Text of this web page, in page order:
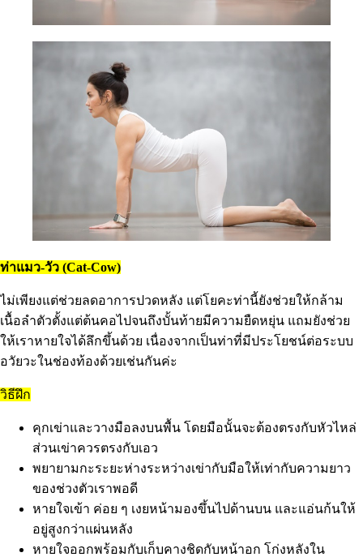
ท่าแมว-วัว (Cat-Cow)
ไม่เพียงแต่ช่วยลดอาการปวดหลัง แต่โยคะท่านี้ยังช่วยให้กล้าม
เนื้อลำตัวตั้งแต่ต้นคอไปจนถึงบั้นท้ายมีความยืดหยุ่น แถมยังช่วย
ให้เราหายใจได้ลึกขึ้นด้วย เนื่องจากเป็นท่าที่มีประโยชน์ต่อระบบ
อวัยวะในช่องท้องด้วยเช่นกันค่ะ
วิธีฝึก
คุกเข่าและวางมือลงบนพื้น โดยมือนั้นจะต้องตรงกับหัวไหล่
ส่วนเข่าควรตรงกับเอว
พยายามกะระยะห่างระหว่างเข่ากับมือให้เท่ากับความยาว
ของช่วงตัวเราพอดี
หายใจเข้า ค่อย ๆ เงยหน้ามองขึ้นไปด้านบน และแอ่นก้นให้
อยู่สูงกว่าแผ่นหลัง
หายใจออกพร้อมกับเก็บคางชิดกับหน้าอก โก่งหลังใน